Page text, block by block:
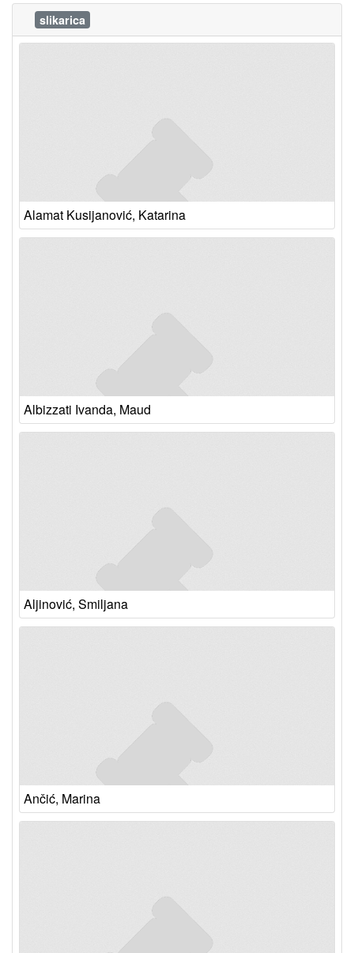
slikarica
Alamat Kusijanović, Katarina
Albizzati Ivanda, Maud
Aljinović, Smiljana
Ančić, Marina